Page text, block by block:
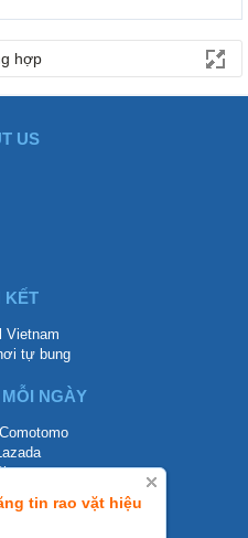
tin rao vặt hiệu
hợp
US
KẾT
Vietnam
tự bung
NGÀY
HỆ